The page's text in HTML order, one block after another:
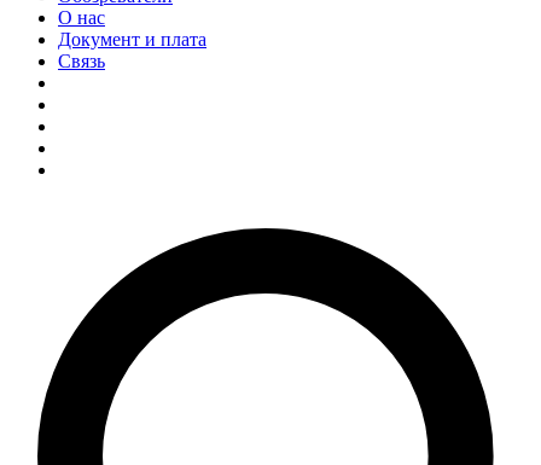
О нас
Документ и плата
Связь